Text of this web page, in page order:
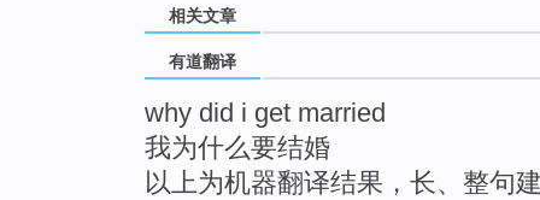
相关文章
有道翻译
why did i get married
我为什么要结婚
以上为机器翻译结果，长、整句